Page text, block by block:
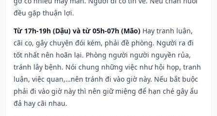
đều gặp thuận lợi.
Từ 17h-19h (Dậu) và từ 05h-07h (Mão) Hay tranh luận,
cãi cọ, gây chuyện đói kém, phải đề phòng. Người ra đi
tốt nhất nên hoãn lại. Phòng người người nguyền rủa,
tránh lây bệnh. Nói chung những việc như hội họp, tranh
luận, việc quan,…nên tránh đi vào giờ này. Nếu bắt buộc
phải đi vào giờ này thì nên giữ miệng để hạn ché gây ẩu
đả hay cãi nhau.